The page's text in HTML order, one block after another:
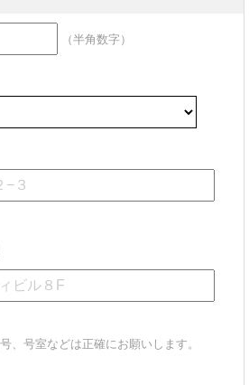
（半角数字）
、号室などは正確にお願いします。